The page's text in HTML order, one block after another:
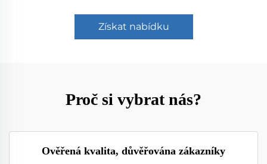
Získat nabídku
Proč si vybrat nás?
Ověřená kvalita, důvěřována zákazníky